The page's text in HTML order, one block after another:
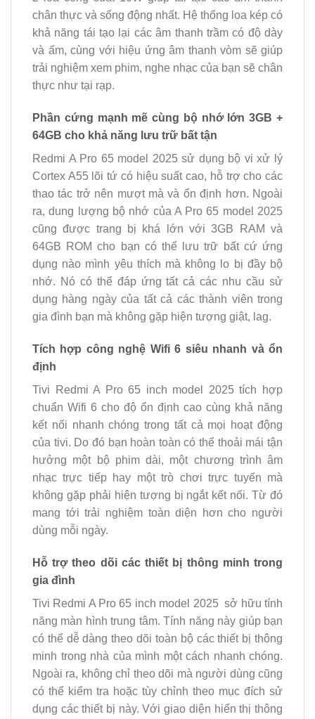
chân thực và sống động nhất. Hệ thống loa kép có
khả năng tái tạo lại các âm thanh trầm có độ dày
và ấm, cùng với hiệu ứng âm thanh vòm sẽ giúp
trải nghiệm xem phim, nghe nhạc của bạn sẽ chân
thực như tại rạp.
Phần cứng mạnh mẽ cùng bộ nhớ lớn 3GB +
64GB cho khả năng lưu trữ bất tận
Redmi A Pro 65 model 2025 sử dụng bộ vi xử lý
Cortex A55 lõi tứ có hiệu suất cao, hỗ trợ cho các
thao tác trở nên mượt mà và ổn định hơn. Ngoài
ra, dung lượng bộ nhớ của A Pro 65 model 2025
cũng được trang bị khá lớn với 3GB RAM và
64GB ROM cho bạn có thể lưu trữ bất cứ ứng
dụng nào mình yêu thích mà không lo bị đầy bộ
nhớ. Nó có thể đáp ứng tất cả các nhu cầu sử
dụng hàng ngày của tất cả các thành viên trong
gia đình bạn mà không gặp hiện tượng giật, lag.
Tích hợp công nghệ Wifi 6 siêu nhanh và ổn
định
Tivi Redmi A Pro 65 inch model 2025 tích hợp
chuẩn Wifi 6 cho độ ổn định cao cùng khả năng
kết nối nhanh chóng trong tất cả mọi hoạt động
của tivi. Do đó bạn hoàn toàn có thể thoải mái tận
hưởng một bộ phim dài, một chương trình âm
nhạc trực tiếp hay một trò chơi trực tuyến mà
không gặp phải hiện tượng bị ngắt kết nối. Từ đó
mang tới trải nghiệm toàn diện hơn cho người
dùng mỗi ngày.
Hỗ trợ theo dõi các thiết bị thông minh trong
gia đình
Tivi Redmi A Pro 65 inch model 2025 sở hữu tính
năng màn hình trung tâm. Tính năng này giúp bạn
có thể dễ dàng theo dõi toàn bộ các thiết bị thông
minh trong nhà của mình một cách nhanh chóng.
Ngoài ra, không chỉ theo dõi mà người dùng cũng
có thể kiểm tra hoặc tùy chỉnh theo mục đích sử
dụng các thiết bị này. Với giao diện hiển thị thông